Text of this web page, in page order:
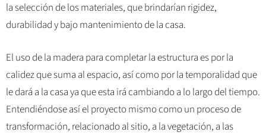
la selección de los materiales, que brindarían rigidez,
durabilidad y bajo mantenimiento de la casa.
El uso de la madera para completar la estructura es por la
calidez que suma al espacio, así como por la temporalidad que
le dará a la casa ya que esta irá cambiando a lo largo del tiempo.
Entendiéndose así el proyecto mismo como un proceso de
transformación, relacionado al sitio, a la vegetación, a las